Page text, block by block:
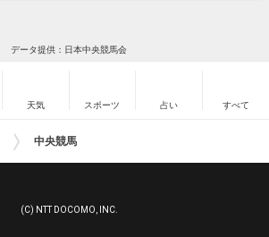
データ提供：日本中央競馬会
天気 スポーツ 占い すべて
中央競馬
(C) NTT DOCOMO, INC.